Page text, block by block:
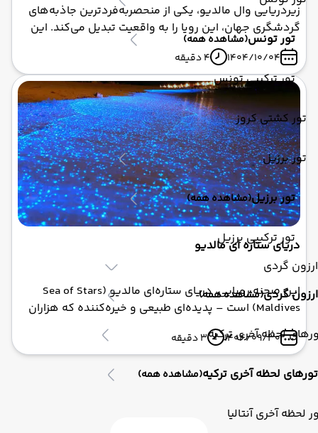
تور تونس(مشاهده همه)
تور ترکیبی تونس
تور کشتی کروز
تور برزیل
تور برزیل(مشاهده همه)
تور ترکیبی برزیل
ارزون گردی
ارزون گردی(مشاهده همه)
لحظه آخری ترکیه
تورهای لحظه آخری ترکیه(مشاهده همه)
لحظه آخری آنتالیا
زیردریایی وال مالدیو، یکی از منحصربه‌فردترین جاذبه‌های
گردشگری جهان، این رویا را به واقعیت تبدیل می‌کند. این
زیردریایی پیشرفته، که به عنوان عمیق‌ترین زیردریایی
متر در اقیانوس هند می‌برد تا با چشمان خود شاهد رقص
ماهی‌های رنگارنگ، مرجان‌های زنده و حتی نهنگ‌های
باشکوه باشید.
1404/10/04 4 دقیقه
دریای ستاره‌ ای مالدیو
این صحنه رویایی، دریای ستاره‌ای مالدیو (Sea of Stars
Maldives) است – پدیده‌ای طبیعی و خیره‌کننده که هزاران
گردشگر را هر سال به جزایر مالدیو می‌کشاند. انگار وارد
دنیای فیلم آواتار شده‌اید، اما این بار واقعی! اگر به دنبال
تجربه‌ای منحصربه‌فرد و رمانتیک هستید، تور مالدیو ابرآسا
پرواز با پکیج‌های لوکس و ارزان، شما را مستقیم به قلب این
1404/09/30 3 دقیقه